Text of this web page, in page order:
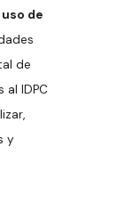
de
de
al IDPC
y